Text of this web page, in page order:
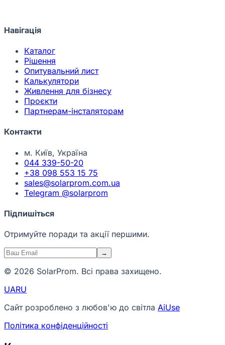
Навігація
Каталог
Рішення
Опитувальний лист
Калькулятори
Живлення для бізнесу
Проєкти
Партнерам-інсталяторам
Контакти
м. Київ, Україна
044 339-50-20
+38 098 553 15 75
sales@solarprom.com.ua
Telegram @solarprom
Підпишіться
Отримуйте поради та акції першими.
→
© 2026 SolarProm. Всі права захищено.
UARU
Сайт розроблено з любов'ю до світла AiUse
Політика конфіденційності